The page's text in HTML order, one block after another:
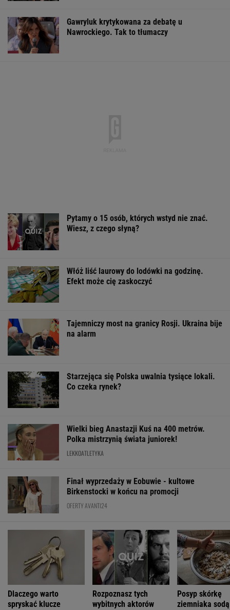
Włóż liść laurowy do lodówki na godzinę.
Tajemniczy most na granicy Rosji. Ukraina bije
Starzejąca się Polska uwalnia tysiące lokali.
Wielki bieg Anastazji Kuś na 400 metrów.
Finał wyprzedaży w Eobuwie - kultowe
Birkenstocki w końcu na promocji
Dlaczego warto
spryskać klucze
octem? Sztuczka,
której mało kto używa
Rozpoznasz tych
wybitnych aktorów
PRL-u? Wszyscy mylą
się w 8. pytaniu
Posyp skórkę
ziemniaka
Prosty trik
kuchni